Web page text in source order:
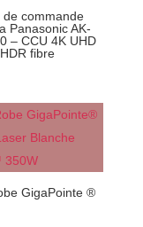
de commande
Panasonic AK-
– CCU 4K UHD
HDR fibre
GigaPointe ®